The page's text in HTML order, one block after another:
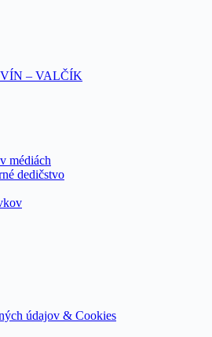
– VALČÍK
médiách
dedičstvo
údajov & Cookies